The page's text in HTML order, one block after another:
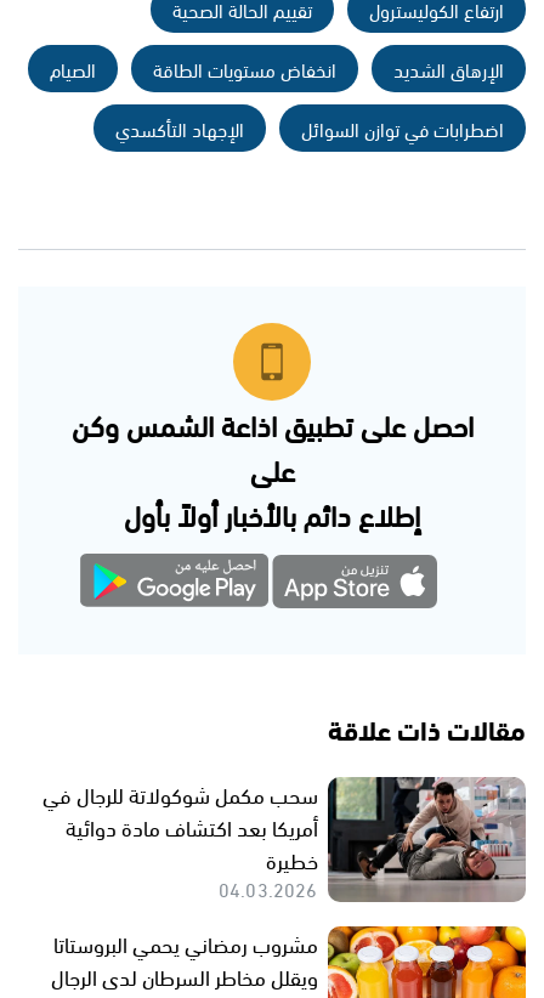
ارتفاع الكوليسترول
تقييم الحالة الصحية
الإرهاق الشديد
انخفاض مستويات الطاقة
الصيام
اضطرابات في توازن السوائل
الإجهاد التأكسدي
احصل على تطبيق اذاعة الشمس وكن
على
إطلاع دائم بالأخبار أولاً بأول
مقالات ذات علاقة
سحب مكمل شوكولاتة للرجال في
أمريكا بعد اكتشاف مادة دوائية
خطيرة
04.03.2026
مشروب رمضاني يحمي البروستاتا
ويقلل مخاطر السرطان لدى الرجال